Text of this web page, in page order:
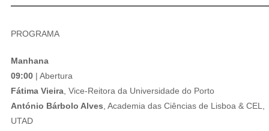
PROGRAMA
Manhana
09:00 | Abertura
Fátima Vieira , Vice-Reitora da Universidade do Porto
António Bárbolo Alves , Academia das Ciências de Lisboa & CEL,
UTAD